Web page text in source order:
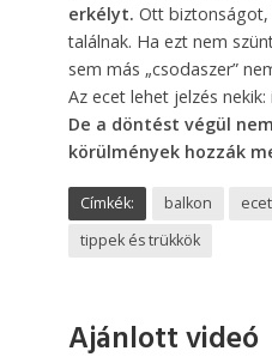
erkélyt. Ott
találnak. Ha ezt nem
sem más „csodaszer”
Az ecet lehet jelzés
De a döntést végül
körülmények hozzák
Címkék: balkon ecet
tippek és trükkök
Ajánlott videó